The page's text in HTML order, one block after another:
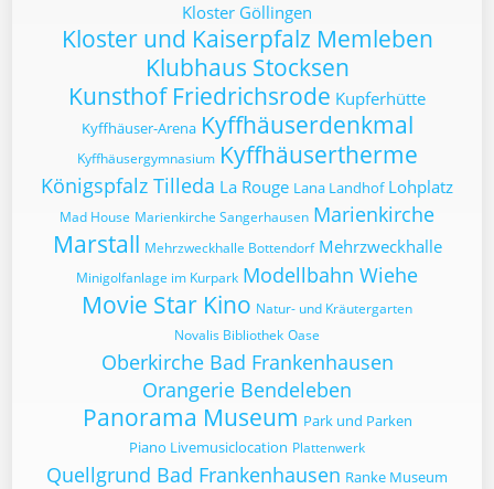
Kloster Göllingen
Kloster und Kaiserpfalz Memleben
Klubhaus Stocksen
Kunsthof Friedrichsrode Kupferhütte
Kyffhäuser-Arena Kyffhäuserdenkmal
Kyffhäusergymnasium Kyffhäusertherme
Königspfalz Tilleda La Rouge Lana Landhof Lohplatz
Mad House Marienkirche Sangerhausen Marienkirche
Marstall Mehrzweckhalle Bottendorf Mehrzweckhalle
Minigolfanlage im Kurpark Modellbahn Wiehe
Movie Star Kino Natur- und Kräutergarten
Novalis Bibliothek Oase
Oberkirche Bad Frankenhausen
Orangerie Bendeleben
Panorama Museum Park und Parken
Piano Livemusiclocation Plattenwerk
Quellgrund Bad Frankenhausen Ranke Museum